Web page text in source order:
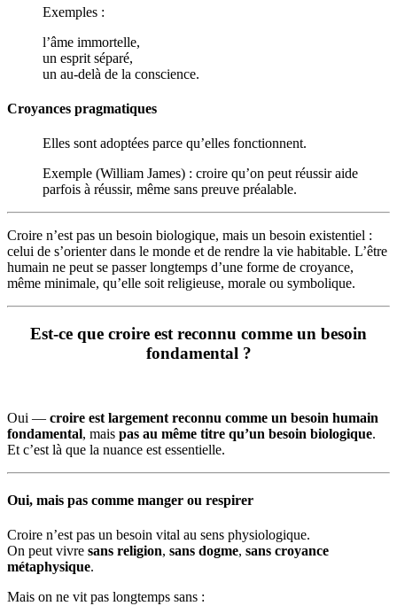
Exemples :
l’âme immortelle,
un esprit séparé,
un au-delà de la conscience.
Croyances pragmatiques
Elles sont adoptées parce qu’elles fonctionnent.
Exemple (William James) : croire qu’on peut réussir aide
parfois à réussir, même sans preuve préalable.
Croire n’est pas un besoin biologique, mais un besoin existentiel :
celui de s’orienter dans le monde et de rendre la vie habitable. L’être
humain ne peut se passer longtemps d’une forme de croyance,
même minimale, qu’elle soit religieuse, morale ou symbolique.
Est-ce que croire est reconnu comme un besoin
fondamental ?
Oui — croire est largement reconnu comme un besoin humain
fondamental, mais pas au même titre qu’un besoin biologique.
Et c’est là que la nuance est essentielle.
Oui, mais pas comme manger ou respirer
Croire n’est pas un besoin vital au sens physiologique.
On peut vivre sans religion, sans dogme, sans croyance
métaphysique.
Mais on ne vit pas longtemps sans :